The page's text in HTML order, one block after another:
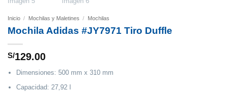
Inicio / Mochilas y Maletines / Mochilas
Mochila Adidas #JY7971 Tiro Duffle
S/129.00
Dimensiones: 500 mm x 310 mm
Capacidad: 27,92 l